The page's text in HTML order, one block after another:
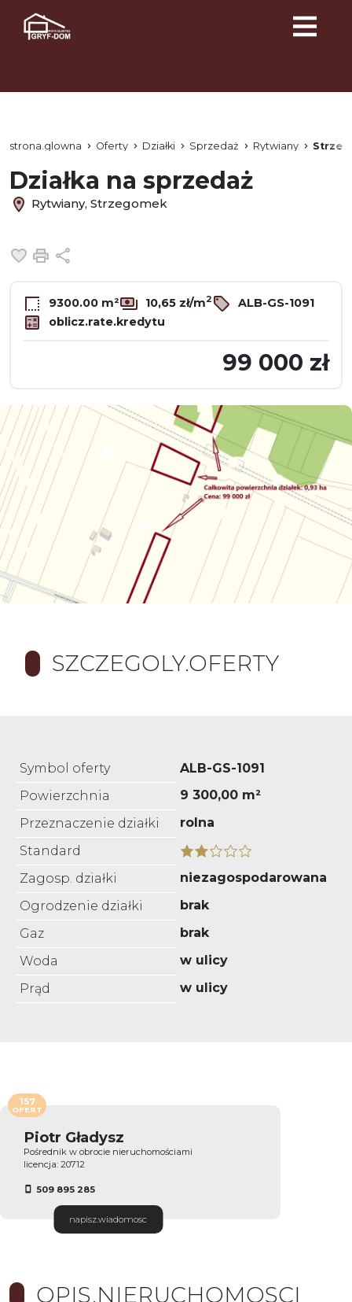
strona.glowna Oferty Działki Sprzedaż Rytwiany
Działka na sprzedaż
Rytwiany, Strzegomek
Dodaj do ulubionych
Drukuj
9300.00 m² 10,65 zł/m2
ALB-GS-1091
oblicz.rate.kredytu
99 000 zł
SZCZEGOLY.OFERTY
Symbol oferty
ALB-GS-1091
Powierzchnia
9 300,00 m²
Przeznaczenie działki
rolna
Standard
Zagosp. działki
niezagospodarowana
Ogrodzenie działki
brak
Gaz
brak
Woda
w ulicy
Prąd
w ulicy
Piotr Gładysz
Pośrednik w obrocie nieruchomościami
licencja: 20712
509 895 285
napisz.wiadomosc
157
OFERT
OPIS.NIERUCHOMOSCI